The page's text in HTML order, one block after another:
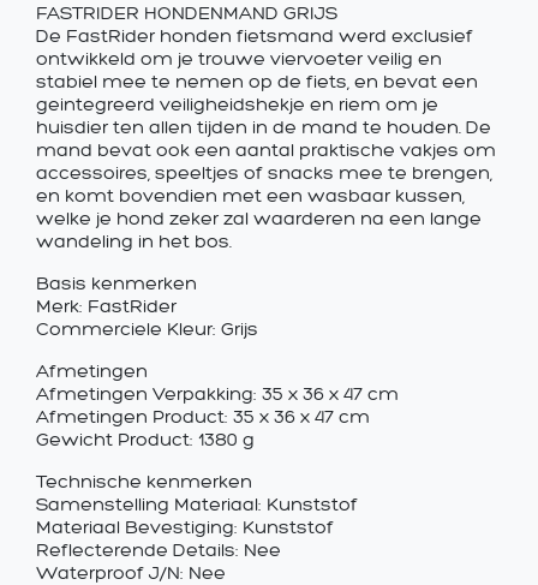
FASTRIDER HONDENMAND GRIJS
De FastRider honden fietsmand werd exclusief
ontwikkeld om je trouwe viervoeter veilig en
stabiel mee te nemen op de fiets, en bevat een
geintegreerd veiligheidshekje en riem om je
huisdier ten allen tijden in de mand te houden. De
mand bevat ook een aantal praktische vakjes om
accessoires, speeltjes of snacks mee te brengen,
en komt bovendien met een wasbaar kussen,
welke je hond zeker zal waarderen na een lange
wandeling in het bos.
Basis kenmerken
Merk: FastRider
Commerciele Kleur: Grijs
Afmetingen
Afmetingen Verpakking: 35 x 36 x 47 cm
Afmetingen Product: 35 x 36 x 47 cm
Gewicht Product: 1380 g
Technische kenmerken
Samenstelling Materiaal: Kunststof
Materiaal Bevestiging: Kunststof
Reflecterende Details: Nee
Waterproof J/N: Nee